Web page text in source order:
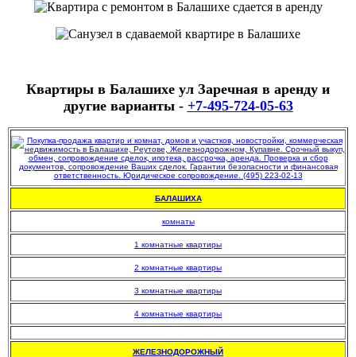
Квартиры в Балашихе ул Заречная в аренду и
другие варианты - +7-495-724-05-63
БАЛАШИХА
комнаты
1 комнатные квартиры
2 комнатные квартиры
3 комнатные квартиры
4 комнатные квартиры
ЖЕЛЕЗНОДОРОЖНЫЙ